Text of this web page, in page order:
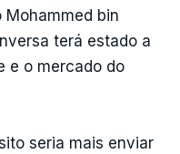
bin
terá estado a
e o mercado do
seria mais enviar